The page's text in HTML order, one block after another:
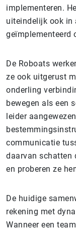
implementeren.
uiteindelijk ook in
geïmplementeerd
De Roboats
ze ook uitgerust
onderling
bewegen als een
leider
communicatie
daarvan schatten
en proberen ze
De huidige
rekening met
Wanneer een